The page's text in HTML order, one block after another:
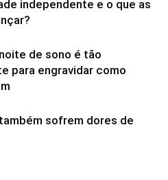
independente e o que as
de sono é tão
para engravidar como
sofrem dores de